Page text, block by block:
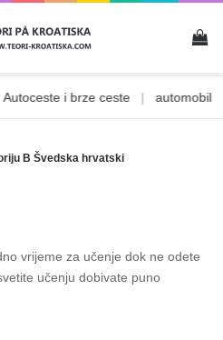
Autoceste i brze ceste
B Švedska hrvatski
vrijeme za učenje dok ne odete
učenju dobivate puno